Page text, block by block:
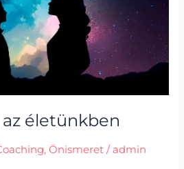
életünkben
,Önismeret / admin